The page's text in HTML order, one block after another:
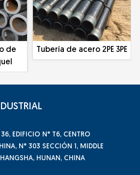
de
Tubería de acero 2PE 3PE
EDIFICIO N° T6, CENTRO
N° 303 SECCIÓN 1, MIDDLE
HUNAN, CHINA